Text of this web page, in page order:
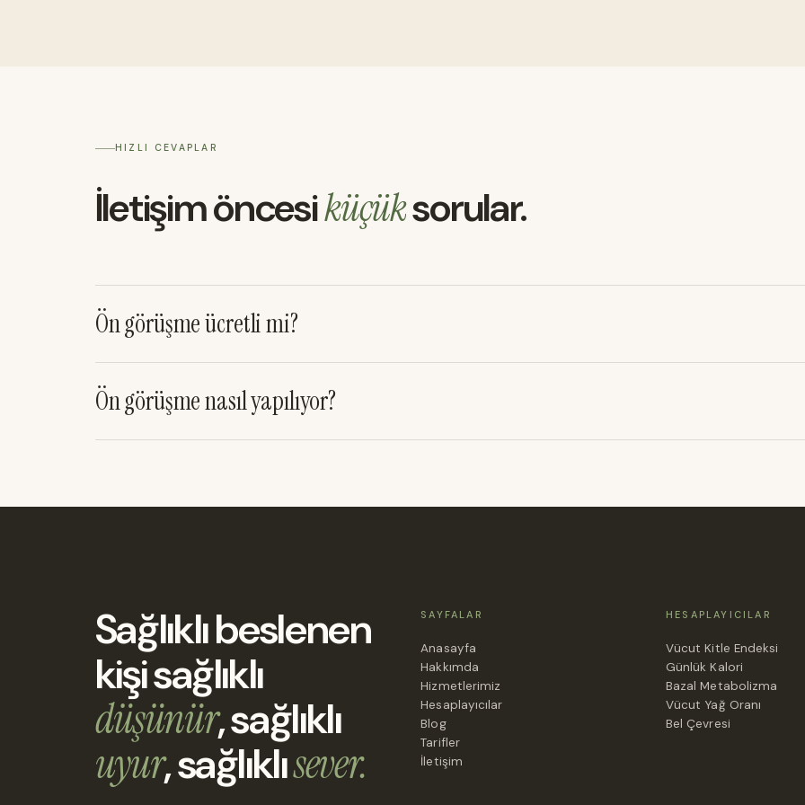
HIZLI CEVAPLAR
İletişim öncesiküçüksorular.
Ön görüşme ücretli mi?
Ön görüşme nasıl yapılıyor?
Sağlıklı beslenen
kişi sağlıklı
düşünür, sağlıklı
uyur, sağlıklısever.
SAYFALAR
Anasayfa
Hakkımda
Hizmetlerimiz
Hesaplayıcılar
Blog
Tarifler
İletişim
HESAPLAYICILAR
Vücut Kitle Endeksi
Günlük Kalori
Bazal Metabolizma
Vücut Yağ Oranı
Bel Çevresi